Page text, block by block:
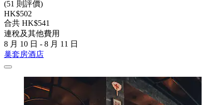
(51 則評價)
HK$502
合共 HK$541
連稅及其他費用
8 月 10 日 - 8 月 11 日
巢套房酒店